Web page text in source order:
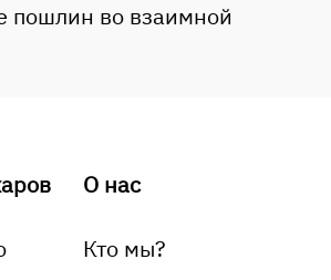
пошлин во взаимной
О нас
Кто мы?